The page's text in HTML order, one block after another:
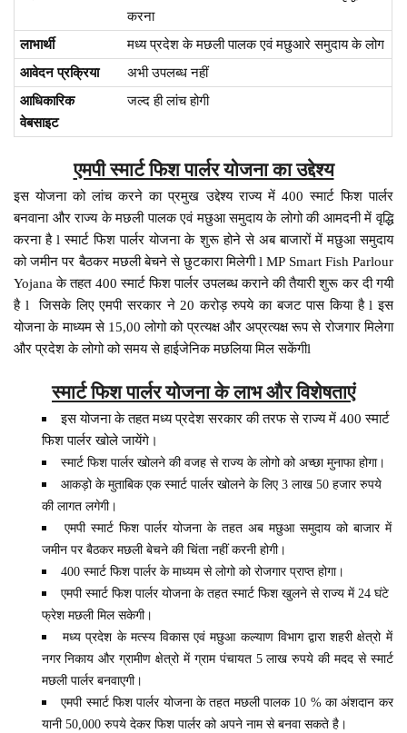
करना
लाभार्थी
मध्य प्रदेश के मछली पालक एवं मछुआरे समुदाय के लोग
आवेदन प्रक्रिया
अभी उपलब्ध नहीं
आधिकारिक
वेबसाइट
जल्द ही लांच होगी
एमपी स्मार्ट फिश पार्लर योजना का उद्देश्य
इस योजना को लांच करने का प्रमुख उद्देश्य राज्य में 400 स्मार्ट फिश पार्लर
बनवाना और राज्य के मछली पालक एवं मछुआ समुदाय के लोगो की आमदनी में वृद्धि
करना है l स्मार्ट फिश पार्लर योजना के शुरू होने से अब बाजारों में मछुआ समुदाय
को जमीन पर बैठकर मछली बेचने से छुटकारा मिलेगी l MP Smart Fish Parlour
Yojana के तहत 400 स्मार्ट फिश पार्लर उपलब्ध कराने की तैयारी शुरू कर दी गयी
है l जिसके लिए एमपी सरकार ने 20 करोड़ रुपये का बजट पास किया है l इस
योजना के माध्यम से 15,00 लोगो को प्रत्यक्ष और अप्रत्यक्ष रूप से रोजगार मिलेगा
और प्रदेश के लोगो को समय से हाईजेनिक मछलिया मिल सकेंगीl
स्मार्ट फिश पार्लर योजना के लाभ और विशेषताएं
इस योजना के तहत मध्य प्रदेश सरकार की तरफ से राज्य में 400 स्मार्ट
फिश पार्लर खोले जायेंगे।
स्मार्ट फिश पार्लर खोलने की वजह से राज्य के लोगो को अच्छा मुनाफा होगा।
आकड़ो के मुताबिक एक स्मार्ट पार्लर खोलने के लिए 3 लाख 50 हजार रुपये
की लागत लगेगी।
एमपी स्मार्ट फिश पार्लर योजना के तहत अब मछुआ समुदाय को बाजार में
जमीन पर बैठकर मछली बेचने की चिंता नहीं करनी होगी।
400 स्मार्ट फिश पार्लर के माध्यम से लोगो को रोजगार प्राप्त होगा।
एमपी स्मार्ट फिश पार्लर योजना के तहत स्मार्ट फिश खुलने से राज्य में 24 घंटे
फ्रेश मछली मिल सकेगी।
मध्य प्रदेश के मत्स्य विकास एवं मछुआ कल्याण विभाग द्वारा शहरी क्षेत्रो में
नगर निकाय और ग्रामीण क्षेत्रो में ग्राम पंचायत 5 लाख रुपये की मदद से स्मार्ट
मछली पार्लर बनवाएगी।
एमपी स्मार्ट फिश पार्लर योजना के तहत मछली पालक 10 % का अंशदान कर
यानी 50,000 रुपये देकर फिश पार्लर को अपने नाम से बनवा सकते है।